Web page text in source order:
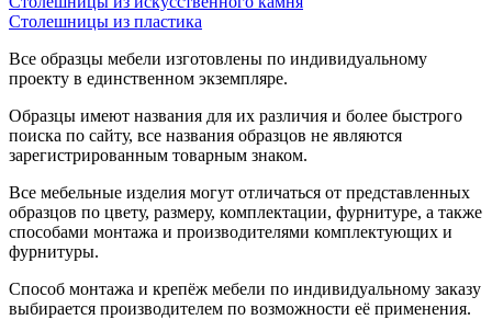
Столешницы из пластика
Все образцы мебели изготовлены по индивидуальному
проекту в единственном экземпляре.
Образцы имеют названия для их различия и более быстрого
поиска по сайту, все названия образцов не являются
зарегистрированным товарным знаком.
Все мебельные изделия могут отличаться от представленных
образцов по цвету, размеру, комплектации, фурнитуре, а также
способами монтажа и производителями комплектующих и
фурнитуры.
Способ монтажа и крепёж мебели по индивидуальному заказу
выбирается производителем по возможности её применения.